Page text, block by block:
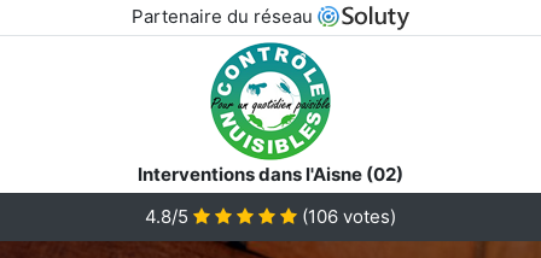
Partenaire du réseau
Interventions dans l'Aisne (02)
4.8/5 (106 votes)